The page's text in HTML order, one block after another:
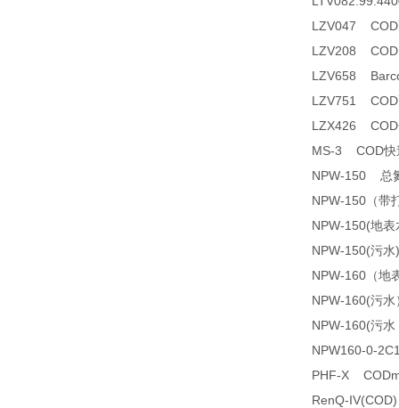
LZV047 COD
LZV208
LZV658
LZV751 COD
LZX426 COD
MS-3 COD快
NPW-150 总
NPW-150（带
NPW-150(地
NPW-150(污
NPW-160（地
NPW-160(污
NPW-160(污
NPW160-0-
PHF-X
RenQ-